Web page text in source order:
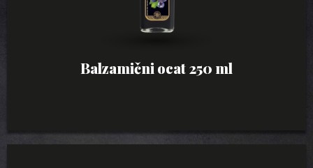
Balzamični ocat 250 ml